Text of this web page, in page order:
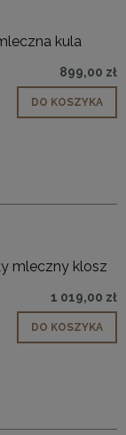
kula
899,00 zł
DO KOSZYKA
mleczny klosz
1 019,00 zł
DO KOSZYKA